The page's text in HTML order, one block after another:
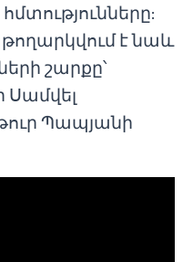
է նաև
շարքը՝
Պապյանի